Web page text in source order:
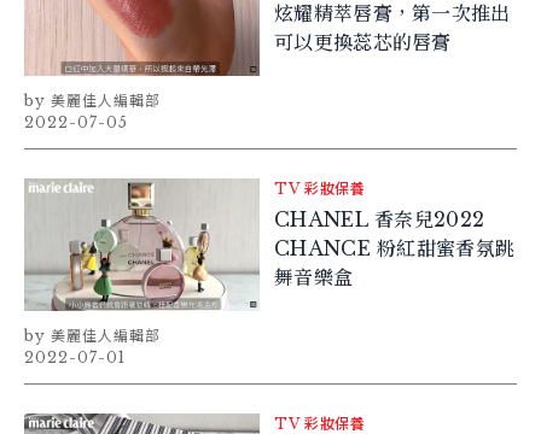
炫耀精萃唇膏，第一次推出
可以更換蕊芯的唇膏
美麗佳人編輯部
2022-07-05
TV 彩妝保養
CHANEL 香奈兒2022
CHANCE 粉紅甜蜜香氛跳
舞音樂盒
美麗佳人編輯部
2022-07-01
TV 彩妝保養